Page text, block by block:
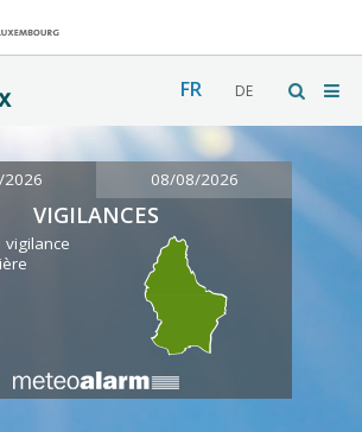
FR DE
08/08/2026
VIGILANCES
vigilance